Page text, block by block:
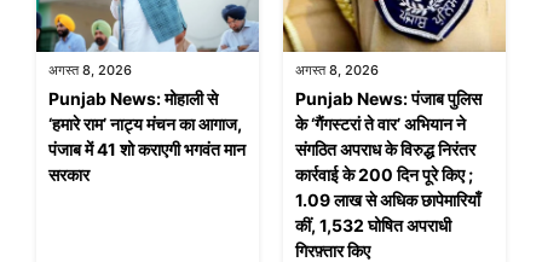
अगस्त 8, 2026
Punjab News: मोहाली से
‘हमारे राम’ नाट्य मंचन का आगाज,
पंजाब में 41 शो कराएगी भगवंत मान
सरकार
अगस्त 8, 2026
Punjab News: पंजाब पुलिस
के ‘गैंगस्टरां ते वार’ अभियान ने
संगठित अपराध के विरुद्ध निरंतर
कार्रवाई के 200 दिन पूरे किए ;
1.09 लाख से अधिक छापेमारियाँ
कीं, 1,532 घोषित अपराधी
गिरफ़्तार किए